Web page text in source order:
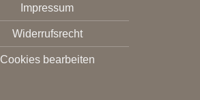
Impressum
Widerrufsrecht
Cookies bearbeiten